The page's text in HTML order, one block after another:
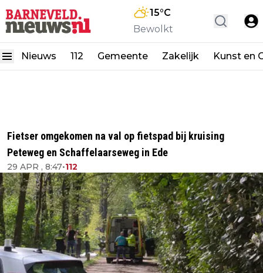
15°C
Bewolkt
Nieuws 112 Gemeente Zakelijk Kunst en
Fietser omgekomen na val op fietspad bij kruising
Peteweg en Schaffelaarseweg in Ede
29 APR , 8:47•112